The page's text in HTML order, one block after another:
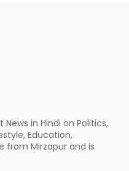
News in Hindi on Politics,
Education,
from Mirzapur and is